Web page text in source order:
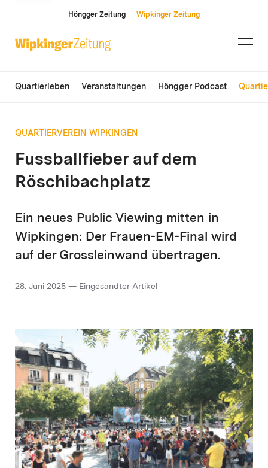
Höngger Zeitung Wipkinger Zeitung
Quartierleben Veranstaltungen Höngger Podcast
QUARTIERVEREIN WIPKINGEN
Fussballfieber auf dem
Röschibachplatz
Ein neues Public Viewing mitten in
Wipkingen: Der Frauen-EM-Final wird
auf der Grossleinwand übertragen.
28. Juni 2025 — Eingesandter Artikel